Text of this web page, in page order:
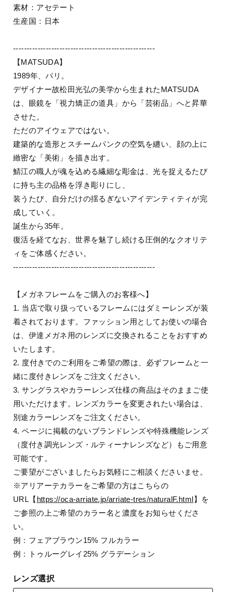
素材：アセテート
生産国：日本
----------------------------------------------------
【MATSUDA】
1989年、パリ。
デザイナー故松田光弘の美学から生まれたMATSUDA
は、眼鏡を「視力矯正の道具」から「芸術品」へと昇華
させた。
ただのアイウェアではない。
建築的な造形とスチームパンクの空気を纏い、顔の上に
緻密な「美術」を描き出す。
鯖江の職人が魂を込める繊細な彫金は、光を捉えるたび
に持ち主の品格を浮き彫りにし、
装うたび、自分だけの揺るぎないアイデンティティが完
成していく。
誕生から35年。
復活を経てなお、世界を魅了し続ける圧倒的なクオリテ
ィをご体感ください。
----------------------------------------------------
【メガネフレームをご購入のお客様へ】
1. 当店で取り扱っているフレームにはダミーレンズが装
着されております。ファッション用としてお使いの場合
は、伊達メガネ用のレンズに交換されることをおすすめ
いたします。
2. 度付きでのご利用をご希望の際は、必ずフレームと一
緒に度付きレンズをご注文ください。
3. サングラスやカラーレンズ仕様の商品はそのままご使
用いただけます。レンズカラーを変更されたい場合は、
別途カラーレンズをご注文ください。
4. ページに掲載のないブランドレンズや特殊機能レンズ
（度付き調光レンズ・ルティーナレンズなど）もご用意
可能です。
ご要望がございましたらお気軽にご相談くださいませ。
※アリアーテカラーをご希望の方はこちらの
URL【 https://oca-arriate.jp/arriate-tres/naturalF.html】を
ご参照の上ご希望のカラー名と濃度をお知らせくださ
い。
例：フェアブラウン15% フルカラー
例：トゥルーグレイ25% グラデーション
レンズ選択